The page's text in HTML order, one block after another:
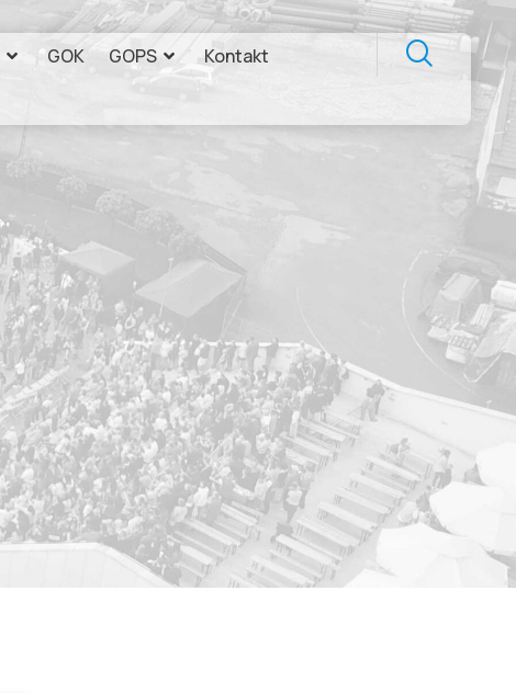
GOK GOPS Kontakt